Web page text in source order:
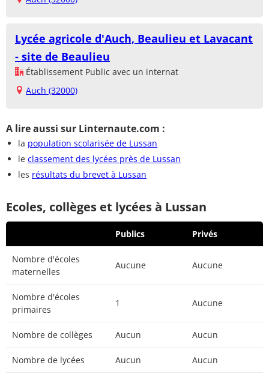
Lycée agricole d'Auch, Beaulieu et Lavacant
- site de Beaulieu
Établissement Public avec un internat
Auch (32000)
A lire aussi sur Linternaute.com :
la population scolarisée de Lussan
le classement des lycées près de Lussan
les résultats du brevet à Lussan
Ecoles, collèges et lycées à Lussan
Publics Privés
Nombre d'écoles
maternelles
Aucune Aucune
Nombre d'écoles
primaires
1 Aucune
Nombre de collèges Aucun Aucun
Nombre de lycées Aucun Aucun